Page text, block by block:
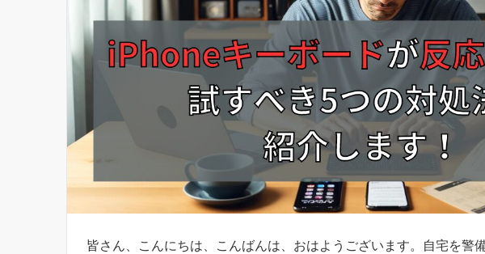
皆さん、こんにちは、こんばんは、おはようございます。自宅を警